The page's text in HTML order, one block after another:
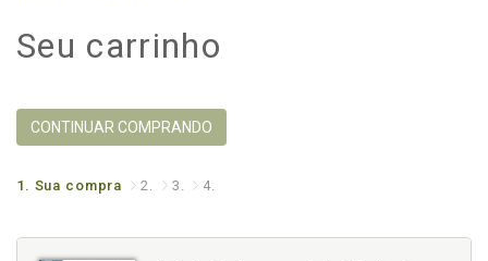
Seu carrinho
CONTINUAR COMPRANDO
1. Sua compra 2. 3. 4.